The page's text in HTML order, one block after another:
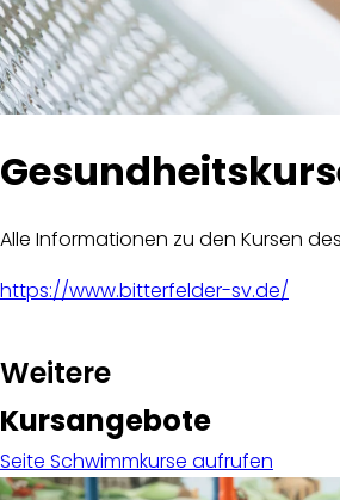
Alle Informationen zu den Kursen
https://www.bitterfelder-sv.de/
Weitere:
Kursangebote
Seite Schwimmkurse aufrufen